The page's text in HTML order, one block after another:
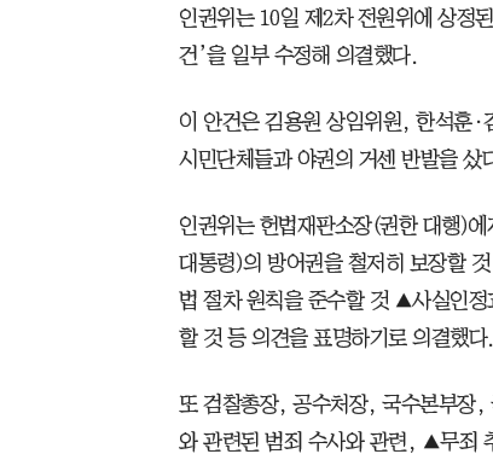
인권위는 10일 제2차 전원위에 상정
건’을 일부 수정해 의결했다.
이 안건은 김용원 상임위원, 한석훈·
시민단체들과 야권의 거센 반발을 샀
인권위는 헌법재판소장(권한 대행)
대통령)의 방어권을 철저히 보장할
법 절차 원칙을 준수할 것 ▲사실인정
할 것 등 의견을 표명하기로 의결했다.
또 검찰총장, 공수처장, 국수본부장,
와 관련된 범죄 수사와 관련, ▲무죄